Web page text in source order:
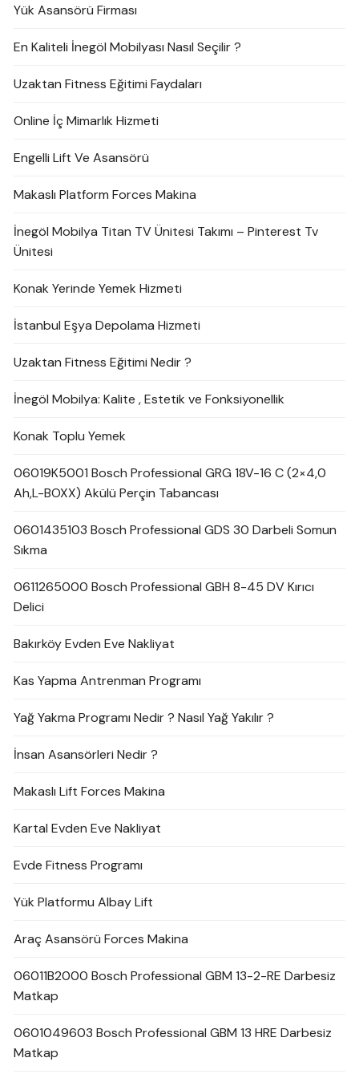
Yük Asansörü Firması
En Kaliteli İnegöl Mobilyası Nasıl Seçilir ?
Uzaktan Fitness Eğitimi Faydaları
Online İç Mimarlık Hizmeti
Engelli Lift Ve Asansörü
Makaslı Platform Forces Makina
İnegöl Mobilya Titan TV Ünitesi Takımı – Pinterest Tv
Ünitesi
Konak Yerinde Yemek Hizmeti
İstanbul Eşya Depolama Hizmeti
Uzaktan Fitness Eğitimi Nedir ?
İnegöl Mobilya: Kalite , Estetik ve Fonksiyonellik
Konak Toplu Yemek
06019K5001 Bosch Professional GRG 18V-16 C (2×4,0
Ah,L-BOXX) Akülü Perçin Tabancası
0601435103 Bosch Professional GDS 30 Darbeli Somun
Sıkma
0611265000 Bosch Professional GBH 8-45 DV Kırıcı
Delici
Bakırköy Evden Eve Nakliyat
Kas Yapma Antrenman Programı
Yağ Yakma Programı Nedir ? Nasıl Yağ Yakılır ?
İnsan Asansörleri Nedir ?
Makaslı Lift Forces Makina
Kartal Evden Eve Nakliyat
Evde Fitness Programı
Yük Platformu Albay Lift
Araç Asansörü Forces Makina
06011B2000 Bosch Professional GBM 13-2-RE Darbesiz
Matkap
0601049603 Bosch Professional GBM 13 HRE Darbesiz
Matkap